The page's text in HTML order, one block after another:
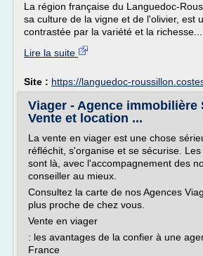
La région française du Languedoc-
sa culture de la vigne et de l'olivier, est
contrastée par la variété et la richesse...
Lire la suite
Site : https://languedoc-
Viager - Agence immobilière
Vente et location ...
La vente en viager est une chose
réfléchit, s'organise et se sécurise.
sont là, avec l'accompagnement des
conseiller au mieux.
Consultez la carte de nos Agences
plus proche de chez vous.
Vente en viager
: les avantages de la confier à une
France